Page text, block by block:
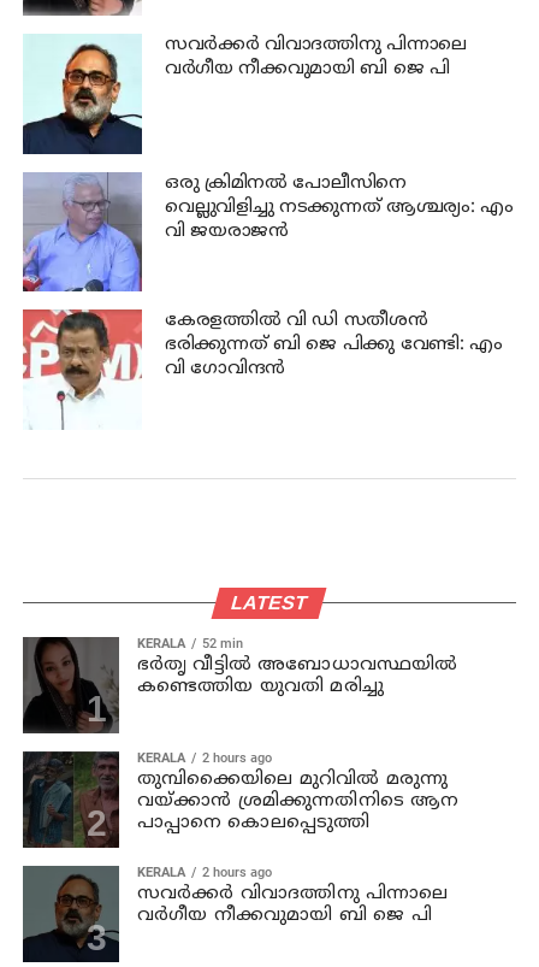
സവര്‍ക്കര്‍ വിവാദത്തിനു പിന്നാലെ
വര്‍ഗീയ നീക്കവുമായി ബി ജെ പി
ഒരു ക്രിമിനല്‍ പോലീസിനെ
വെല്ലുവിളിച്ചു നടക്കുന്നത് ആശ്ചര്യം: എം
വി ജയരാജന്‍
കേരളത്തില്‍ വി ഡി സതീശന്‍
ഭരിക്കുന്നത് ബി ജെ പിക്കു വേണ്ടി: എം
വി ഗോവിന്ദന്‍
LATEST
KERALA 52 min
ഭര്‍തൃ വീട്ടില്‍ അബോധാവസ്ഥയില്‍
കണ്ടെത്തിയ യുവതി മരിച്ചു
KERALA 2 hours ago
തുമ്പിക്കൈയിലെ മുറിവില്‍ മരുന്നു
വയ്ക്കാന്‍ ശ്രമിക്കുന്നതിനിടെ ആന
പാപ്പാനെ കൊലപ്പെടുത്തി
KERALA 2 hours ago
സവര്‍ക്കര്‍ വിവാദത്തിനു പിന്നാലെ
വര്‍ഗീയ നീക്കവുമായി ബി ജെ പി